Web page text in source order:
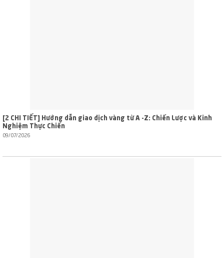
[2 CHI TIẾT] Hướng dẫn giao dịch vàng từ A -Z: Chiến Lược và Kinh
Nghiệm Thực Chiến
09/07/2026